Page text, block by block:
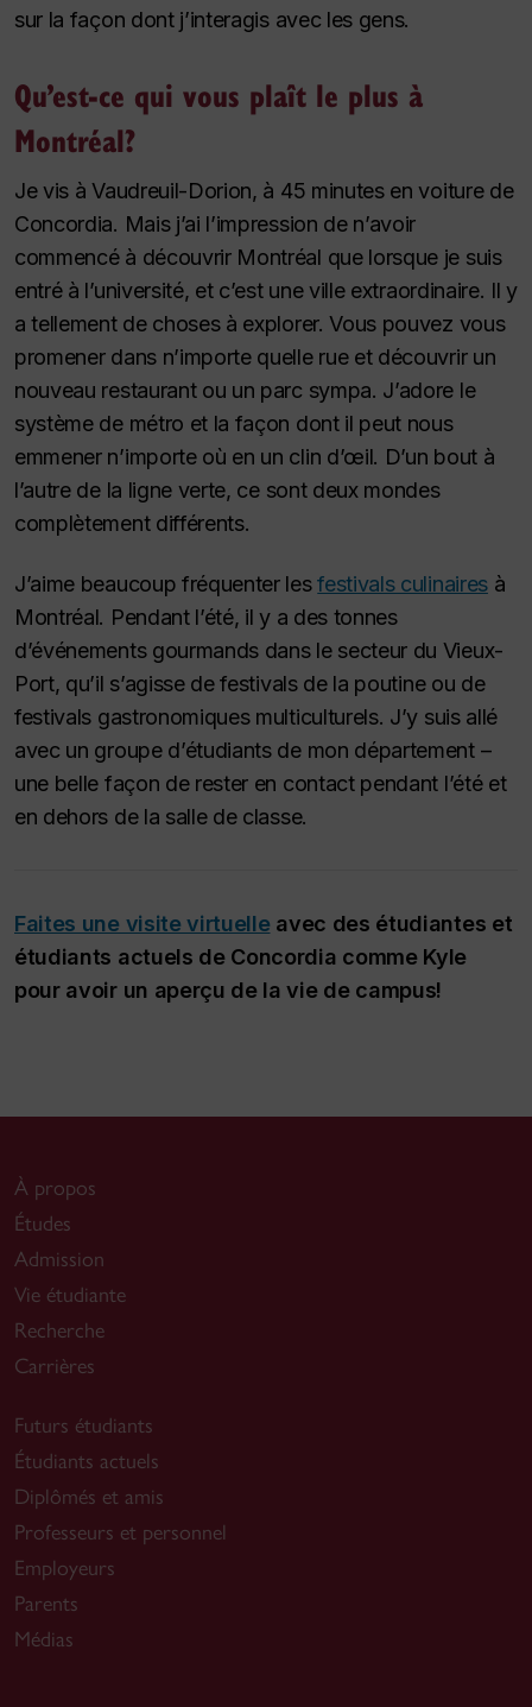
sur la façon dont j’interagis avec les gens.
Qu’est-ce qui vous plaît le plus à
Montréal?
Je vis à Vaudreuil-Dorion, à 45 minutes en voiture de
Concordia. Mais j’ai l’impression de n’avoir
commencé à découvrir Montréal que lorsque je suis
entré à l’université, et c’est une ville extraordinaire. Il y
a tellement de choses à explorer. Vous pouvez vous
promener dans n’importe quelle rue et découvrir un
nouveau restaurant ou un parc sympa. J’adore le
système de métro et la façon dont il peut nous
emmener n’importe où en un clin d’œil. D’un bout à
l’autre de la ligne verte, ce sont deux mondes
complètement différents.
J’aime beaucoup fréquenter lesfestivals culinairesà
Montréal. Pendant l’été, il y a des tonnes
d’événements gourmands dans le secteur du Vieux-
Port, qu’il s’agisse de festivals de la poutine ou de
festivals gastronomiques multiculturels. J’y suis allé
avec un groupe d’étudiants de mon département –
une belle façon de rester en contact pendant l’été et
en dehors de la salle de classe.
Faites une visite virtuelle avec des étudiantes et
étudiants actuels de Concordia comme Kyle
pour avoir un aperçu de la vie de campus!
À propos
Études
Admission
Vie étudiante
Recherche
Carrières
Futurs étudiants
Étudiants actuels
Diplômés et amis
Professeurs et personnel
Employeurs
Parents
Médias